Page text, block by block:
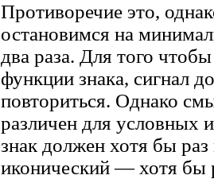
Противоречие это,
остановимся на
два раза. Для того
функции знака, сигнал
повториться. Однако
различен для условных
знак должен хотя бы раз
иконический — хотя бы